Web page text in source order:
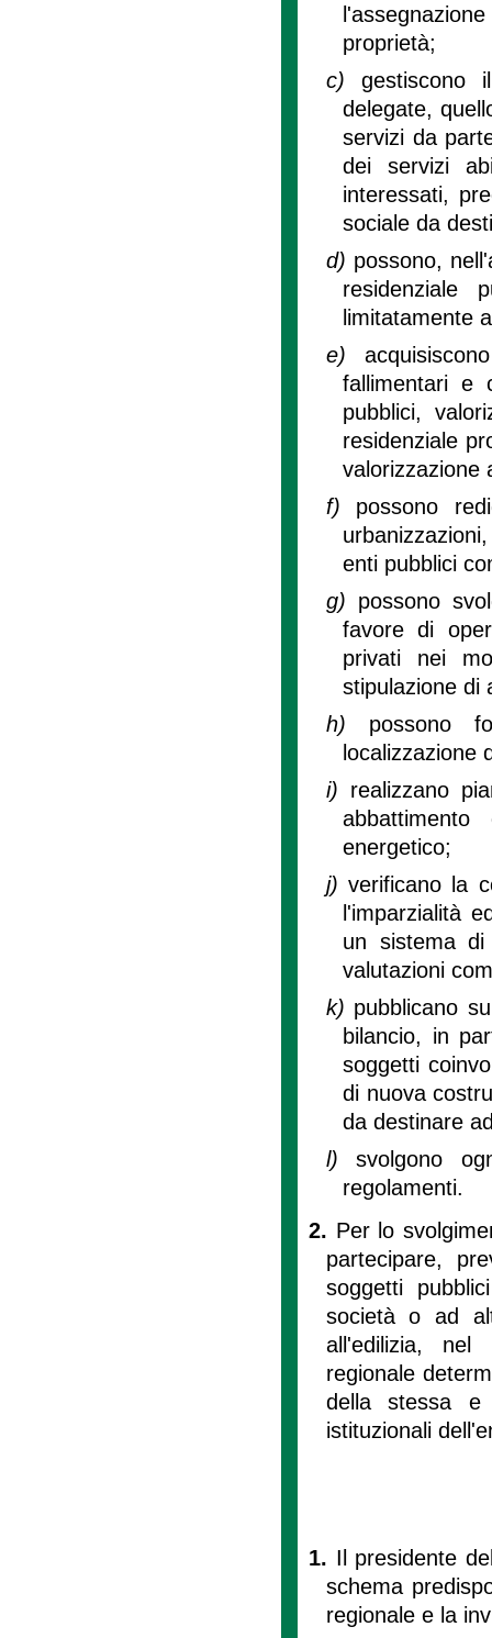
proprietà;
c) gestiscono
delegate,
servizi da
dei servizi
interessati,
sociale da
d) possono,
residenziale
limitatamente
e)
fallimentari e
pubblici,
residenziale
valorizzazione
f) possono
enti pubblici
g) possono
favore di
privati nei
stipulazione di
h) possono
localizzazione
i) realizzano
energetico;
j)verificano la
l'imparzialità
un sistema
valutazioni
k) pubblicano
bilancio, in
soggetti
di nuova
da destinare
l)svolgono
regolamenti.
2. Per lo
partecipare,
soggetti
società o ad
all'edilizia, nel
regionale
della stessa e
istituzionali
1. Il presidente
schema
regionale e la